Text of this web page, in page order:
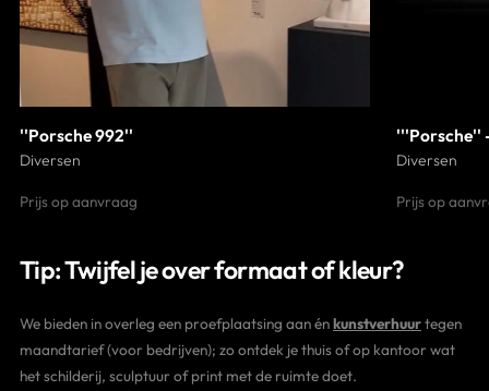
''Porsche 992''
Diversen
Prijs op aanvraag
'''Porsche''
Diversen
Prijs op
Tip: Twijfel je over formaat of kleur?
We bieden in overleg een proefplaatsing aan énkunstverhuurtegen
maandtarief (voor bedrijven); zo ontdek je thuis of op kantoor wat
het schilderij, sculptuur of print met de ruimte doet.